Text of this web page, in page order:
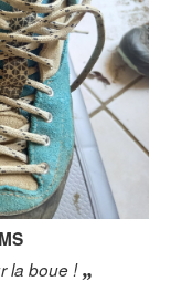
la boue !